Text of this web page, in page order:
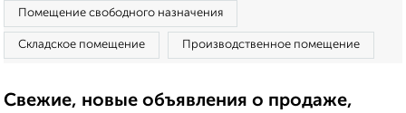
Помещение свободного назначения
Складское помещение Производственное помещение
Свежие, новые объявления о продаже,